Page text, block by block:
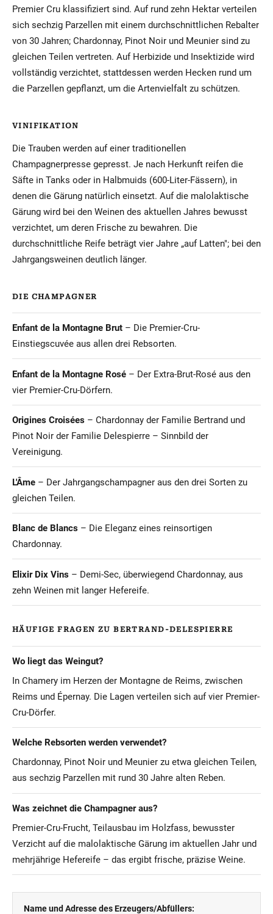
Premier Cru klassifiziert sind. Auf rund zehn Hektar verteilen
sich sechzig Parzellen mit einem durchschnittlichen Rebalter
von 30 Jahren; Chardonnay, Pinot Noir und Meunier sind zu
gleichen Teilen vertreten. Auf Herbizide und Insektizide wird
vollständig verzichtet, stattdessen werden Hecken rund um
die Parzellen gepflanzt, um die Artenvielfalt zu schützen.
VINIFIKATION
Die Trauben werden auf einer traditionellen
Champagnerpresse gepresst. Je nach Herkunft reifen die
Säfte in Tanks oder in Halbmuids (600-Liter-Fässern), in
denen die Gärung natürlich einsetzt. Auf die malolaktische
Gärung wird bei den Weinen des aktuellen Jahres bewusst
verzichtet, um deren Frische zu bewahren. Die
durchschnittliche Reife beträgt vier Jahre „auf Latten"; bei den
Jahrgangsweinen deutlich länger.
DIE CHAMPAGNER
Enfant de la Montagne Brut – Die Premier-Cru-
Einstiegscuvée aus allen drei Rebsorten.
Enfant de la Montagne Rosé – Der Extra-Brut-Rosé aus den
vier Premier-Cru-Dörfern.
Origines Croisées – Chardonnay der Familie Bertrand und
Pinot Noir der Familie Delespierre – Sinnbild der
Vereinigung.
L'Âme – Der Jahrgangschampagner aus den drei Sorten zu
gleichen Teilen.
Blanc de Blancs – Die Eleganz eines reinsortigen
Chardonnay.
Elixir Dix Vins – Demi-Sec, überwiegend Chardonnay, aus
zehn Weinen mit langer Hefereife.
HÄUFIGE FRAGEN ZU BERTRAND-DELESPIERRE
Wo liegt das Weingut?
In Chamery im Herzen der Montagne de Reims, zwischen
Reims und Épernay. Die Lagen verteilen sich auf vier Premier-
Cru-Dörfer.
Welche Rebsorten werden verwendet?
Chardonnay, Pinot Noir und Meunier zu etwa gleichen Teilen,
aus sechzig Parzellen mit rund 30 Jahre alten Reben.
Was zeichnet die Champagner aus?
Premier-Cru-Frucht, Teilausbau im Holzfass, bewusster
Verzicht auf die malolaktische Gärung im aktuellen Jahr und
mehrjährige Hefereife – das ergibt frische, präzise Weine.
Name und Adresse des Erzeugers/Abfüllers: